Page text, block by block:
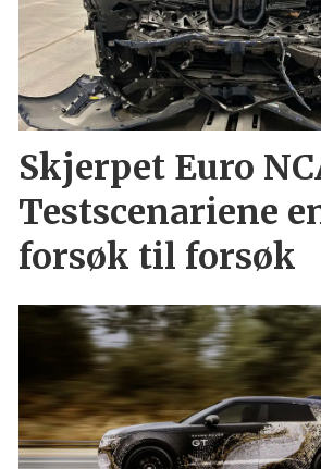
Skjerpet Euro
Testscenariene
forsøk til forsøk